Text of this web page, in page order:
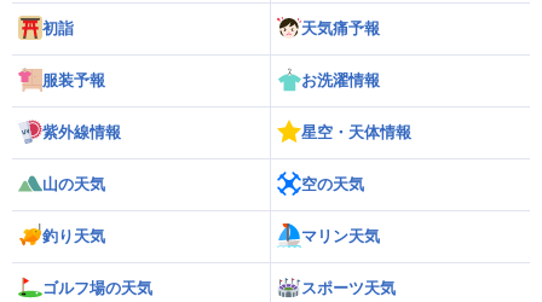
初詣 天気痛予報
服装予報 お洗濯情報
紫外線情報 星空・天体情報
山の天気 空の天気
釣り天気 マリン天気
ゴルフ場の天気 スポーツ天気